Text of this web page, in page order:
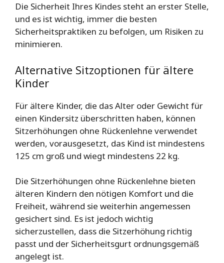
Die Sicherheit Ihres Kindes steht an erster Stelle,
und es ist wichtig, immer die besten
Sicherheitspraktiken zu befolgen, um Risiken zu
minimieren.
Alternative Sitzoptionen für ältere
Kinder
Für ältere Kinder, die das Alter oder Gewicht für
einen Kindersitz überschritten haben, können
Sitzerhöhungen ohne Rückenlehne verwendet
werden, vorausgesetzt, das Kind ist mindestens
125 cm groß und wiegt mindestens 22 kg.
Die Sitzerhöhungen ohne Rückenlehne bieten
älteren Kindern den nötigen Komfort und die
Freiheit, während sie weiterhin angemessen
gesichert sind. Es ist jedoch wichtig
sicherzustellen, dass die Sitzerhöhung richtig
passt und der Sicherheitsgurt ordnungsgemäß
angelegt ist.